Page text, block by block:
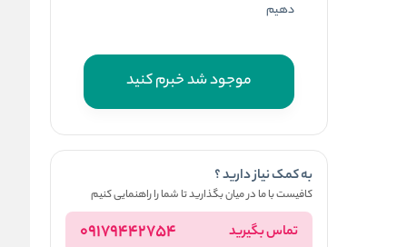
دهیم
موجود شد خبرم کنید
به کمک نیاز دارید ؟
کافیست با ما در میان بگذارید تا شما را راهنمایی کنیم
تماس بگیرید 09179442754